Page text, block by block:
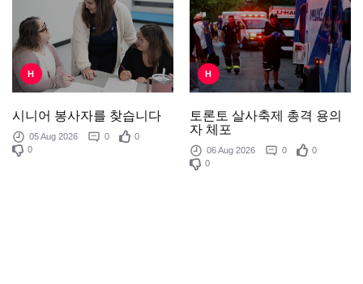
H
시니어 봉사자를 찾습니다
05 Aug 2026 0
0
0
H
토론토 살사축제 총격 용의
자 체포
06 Aug 2026 0
0
0